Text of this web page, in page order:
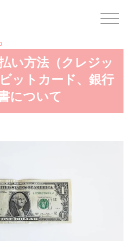
い方法（クレジッ
ットカード、銀行
について